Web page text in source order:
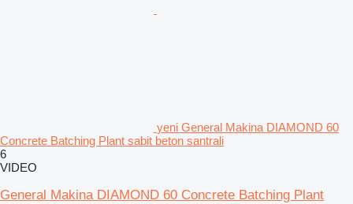
yeni General Makina DIAMOND 60
Concrete Batching Plant sabit beton santrali
6
VIDEO
General Makina DIAMOND 60 Concrete Batching Plant